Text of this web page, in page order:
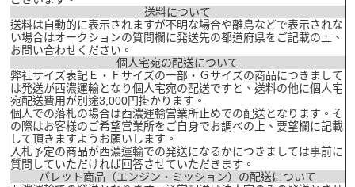
送料について
送料は自動的に表示されますが不明な場合や離島などで表示されな
い場合はオークションの質問欄に発送先の都道府県をご記載の上、
お問い合わせください。
個人宅宛の配送について
弊社サイズ表記Ｅ・Ｆサイズの一部・Ｇサイズの商品につきまして
は発送が西濃運輸となり個人宅宛の配送ですと、送料の他に個人宅
宛配送費用が別途3,000円掛かります。
個人での落札の場合は西濃運輸営業所止めでの配送となります。そ
の際はお客様のご希望営業所をご自身でお調べの上、要望欄に記載
して頂きますようお願いします。
入札予定の商品が西濃運輸での発送になるかにつきましては事前に
質問していただければ回答させていただきます。
パレット商品（エンジン・ミッション）の配送について